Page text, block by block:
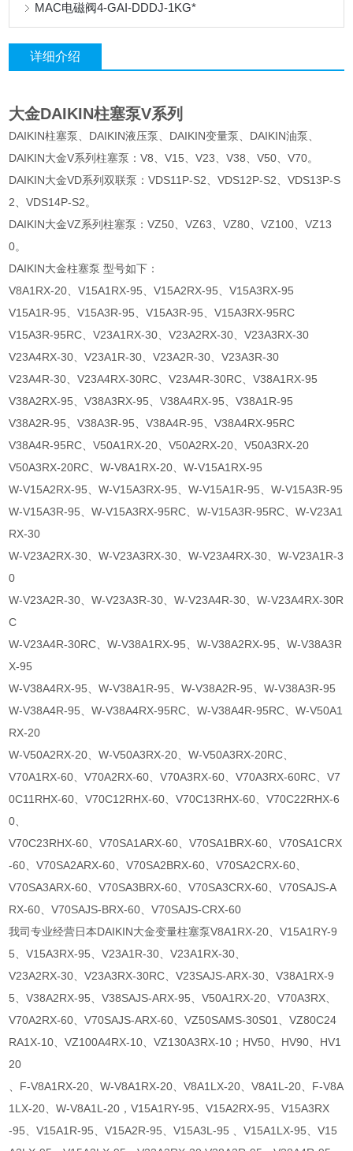
MAC电磁阀4-GAI-DDDJ-1KG*
详细介绍
大金DAIKIN柱塞泵V系列
DAIKIN柱塞泵、DAIKIN液压泵、DAIKIN变量泵、DAIKIN油泵、
DAIKIN大金V系列柱塞泵：V8、V15、V23、V38、V50、V70。
DAIKIN大金VD系列双联泵：VDS11P-S2、VDS12P-S2、VDS13P-S
2、VDS14P-S2。
DAIKIN大金VZ系列柱塞泵：VZ50、VZ63、VZ80、VZ100、VZ13
0。
DAIKIN大金柱塞泵 型号如下：
V8A1RX-20、V15A1RX-95、V15A2RX-95、V15A3RX-95
V15A1R-95、V15A3R-95、V15A3R-95、V15A3RX-95RC
V15A3R-95RC、V23A1RX-30、V23A2RX-30、V23A3RX-30
V23A4RX-30、V23A1R-30、V23A2R-30、V23A3R-30
V23A4R-30、V23A4RX-30RC、V23A4R-30RC、V38A1RX-95
V38A2RX-95、V38A3RX-95、V38A4RX-95、V38A1R-95
V38A2R-95、V38A3R-95、V38A4R-95、V38A4RX-95RC
V38A4R-95RC、V50A1RX-20、V50A2RX-20、V50A3RX-20
V50A3RX-20RC、W-V8A1RX-20、W-V15A1RX-95
W-V15A2RX-95、W-V15A3RX-95、W-V15A1R-95、W-V15A3R-95
W-V15A3R-95、W-V15A3RX-95RC、W-V15A3R-95RC、W-V23A1
RX-30
W-V23A2RX-30、W-V23A3RX-30、W-V23A4RX-30、W-V23A1R-3
0
W-V23A2R-30、W-V23A3R-30、W-V23A4R-30、W-V23A4RX-30R
C
W-V23A4R-30RC、W-V38A1RX-95、W-V38A2RX-95、W-V38A3R
X-95
W-V38A4RX-95、W-V38A1R-95、W-V38A2R-95、W-V38A3R-95
W-V38A4R-95、W-V38A4RX-95RC、W-V38A4R-95RC、W-V50A1
RX-20
W-V50A2RX-20、W-V50A3RX-20、W-V50A3RX-20RC、
V70A1RX-60、V70A2RX-60、V70A3RX-60、V70A3RX-60RC、V7
0C11RHX-60、V70C12RHX-60、V70C13RHX-60、V70C22RHX-6
0、
V70C23RHX-60、V70SA1ARX-60、V70SA1BRX-60、V70SA1CRX
-60、V70SA2ARX-60、V70SA2BRX-60、V70SA2CRX-60、
V70SA3ARX-60、V70SA3BRX-60、V70SA3CRX-60、V70SAJS-A
RX-60、V70SAJS-BRX-60、V70SAJS-CRX-60
我司专业经营日本DAIKIN大金变量柱塞泵V8A1RX-20、V15A1RY-9
5、V15A3RX-95、V23A1R-30、V23A1RX-30、
V23A2RX-30、V23A3RX-30RC、V23SAJS-ARX-30、V38A1RX-9
5、V38A2RX-95、V38SAJS-ARX-95、V50A1RX-20、V70A3RX、
V70A2RX-60、V70SAJS-ARX-60、VZ50SAMS-30S01、VZ80C24
RA1X-10、VZ100A4RX-10、VZ130A3RX-10；HV50、HV90、HV1
20
、F-V8A1RX-20、W-V8A1RX-20、V8A1LX-20、V8A1L-20、F-V8A
1LX-20、W-V8A1L-20，V15A1RY-95、V15A2RX-95、V15A3RX
-95、V15A1R-95、V15A2R-95、V15A3L-95 、V15A1LX-95、V15